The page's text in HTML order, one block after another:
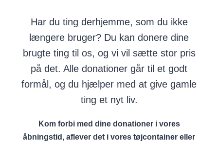
Har du ting derhjemme, som du ikke
længere bruger? Du kan donere dine
brugte ting til os, og vi vil sætte stor pris
på det. Alle donationer går til et godt
formål, og du hjælper med at give gamle
ting et nyt liv.
Kom forbi med dine donationer i vores
åbningstid, aflever det i vores tøjcontainer eller